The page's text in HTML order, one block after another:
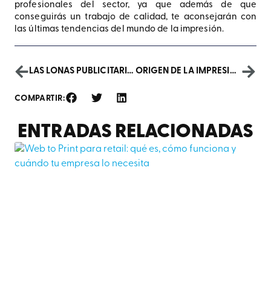
profesionales del sector, ya que además de que
conseguirás un trabajo de calidad, te aconsejarán con
las últimas tendencias del mundo de la impresión.
LAS LONAS PUBLICITARIAS, ¿REALMENTE SON EFECTIVAS? ORIGEN DE LA IMPRESIÓN: QUIÉN CREÓ LA PRIMERA IMPRESORA
COMPARTIR:
ENTRADAS RELACIONADAS